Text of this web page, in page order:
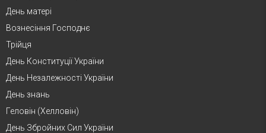
День матері
Вознесіння Господнє
Трійця
День Конституції України
День Незалежності України
День знань
Геловін (Хелловін)
День Збройних Сил України